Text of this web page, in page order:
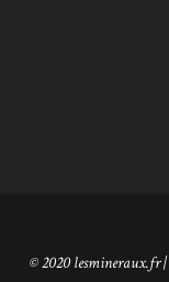
© 2020 lesmineraux.fr |